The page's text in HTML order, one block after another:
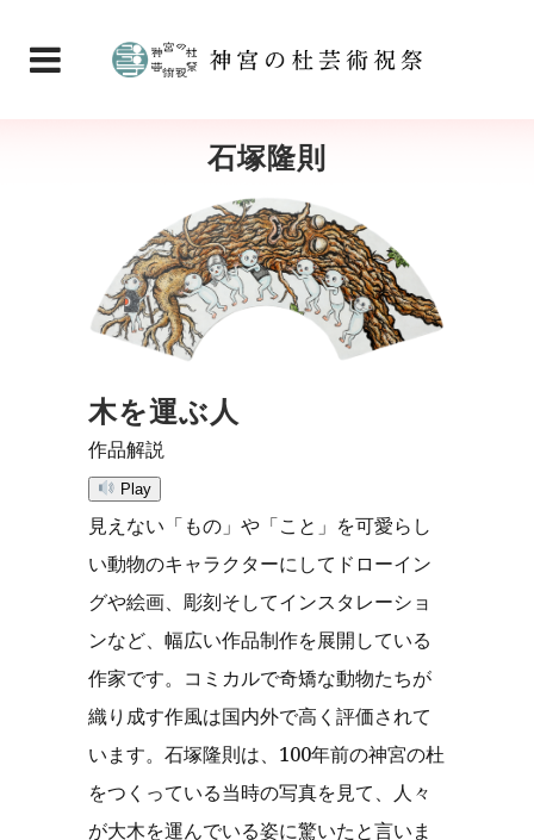
石塚隆則
木を運ぶ人
作品解説
Play
見えない「もの」や「こと」を可愛らし
い動物のキャラクターにしてドローイン
グや絵画、彫刻そしてインスタレーショ
ンなど、幅広い作品制作を展開している
作家です。コミカルで奇矯な動物たちが
織り成す作風は国内外で高く評価されて
います。石塚隆則は、100年前の神宮の杜
をつくっている当時の写真を見て、人々
が大木を運んでいる姿に驚いたと言いま